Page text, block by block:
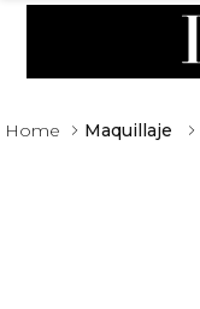
Maquillaje